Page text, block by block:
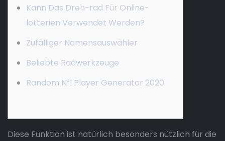
Kann Das Dreh-rad Für Online-
lotterien Verwendet Werden?
Zufälliger Namensauswähler
Beliebte Radwerkzeuge
Random Nfl Player Generator 2020
Diese Funktion ist natürlich besonders nützlich für die